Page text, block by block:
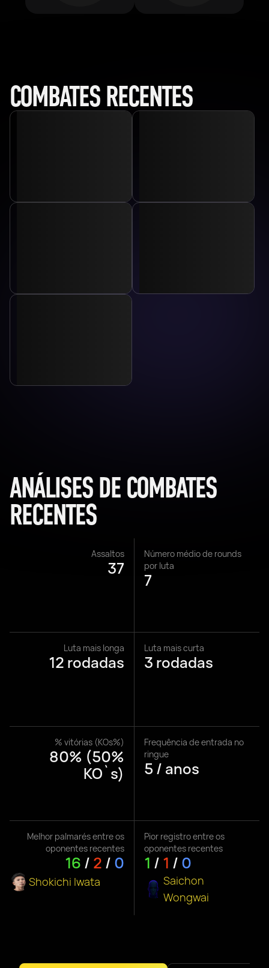
COMBATES RECENTES
ANÁLISES DE COMBATES
RECENTES
Assaltos
37
Número médio de rounds
por luta
7
Luta mais longa
12 rodadas
Luta mais curta
3 rodadas
% vitórias (KOs%)
80% (50%
KO`s)
Frequência de entrada no
ringue
5 / anos
Melhor palmarés entre os
oponentes recentes
16 / 2 / 0
Shokichi Iwata
Pior registro entre os
oponentes recentes
1 / 1 / 0
Saichon
Wongwai